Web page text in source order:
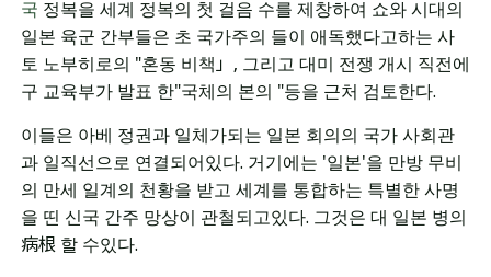
국 정복을 세계 정복의 첫 걸음 수를 제창하여 쇼와 시대의
일본 육군 간부들은 초 국가주의 들이 애독했다고하는 사
토 노부히로의 "혼동 비책」 , 그리고 대미 전쟁 개시 직전에
구 교육부가 발표 한"국체의 본의 "등을 근처 검토한다.
이들은 아베 정권과 일체가되는 일본 회의의 국가 사회관
과 일직선으로 연결되어있다. 거기에는 '일본'을 만방 무비
의 만세 일계의 천황을 받고 세계를 통합하는 특별한 사명
을 띤 신국 간주 망상이 관철되고있다. 그것은 대 일본 병의
病根 할 수있다.